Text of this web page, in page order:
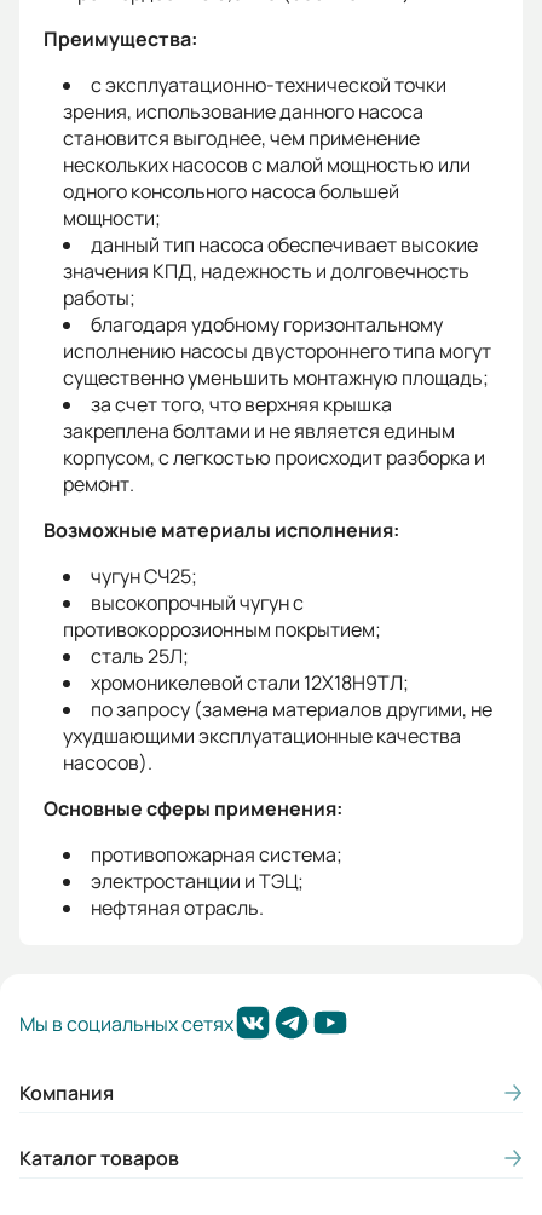
Преимущества:
с эксплуатационно-технической точки
зрения, использование данного насоса
становится выгоднее, чем применение
нескольких насосов с малой мощностью или
одного консольного насоса большей
мощности;
данный тип насоса обеспечивает высокие
значения КПД, надежность и долговечность
работы;
благодаря удобному горизонтальному
исполнению насосы двустороннего типа могут
существенно уменьшить монтажную площадь;
за счет того, что верхняя крышка
закреплена болтами и не является единым
корпусом, с легкостью происходит разборка и
ремонт.
Возможные материалы исполнения:
чугун СЧ25;
высокопрочный чугун с
противокоррозионным покрытием;
сталь 25Л;
хромоникелевой стали 12Х18Н9ТЛ;
по запросу (замена материалов другими, не
ухудшающими эксплуатационные качества
насосов).
Основные сферы применения:
противопожарная система;
электростанции и ТЭЦ;
нефтяная отрасль.
Мы в социальных сетях
Компания
Каталог товаров